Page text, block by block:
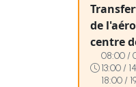
de
centre
08:00 /
13:00 /
18:00 /